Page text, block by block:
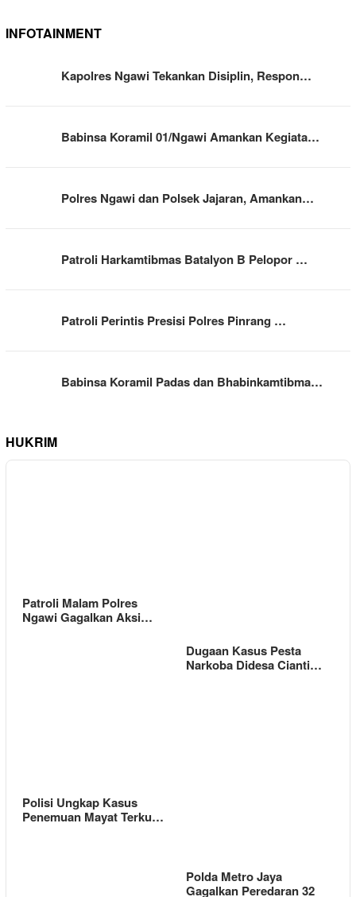
INFOTAINMENT
Kapolres Ngawi Tekankan Disiplin, Respon…
Babinsa Koramil 01/Ngawi Amankan Kegiata…
Polres Ngawi dan Polsek Jajaran, Amankan…
Patroli Harkamtibmas Batalyon B Pelopor …
Patroli Perintis Presisi Polres Pinrang …
Babinsa Koramil Padas dan Bhabinkamtibma…
HUKRIM
Patroli Malam Polres
Ngawi Gagalkan Aksi…
Dugaan Kasus Pesta
Narkoba Didesa Cianti…
Polisi Ungkap Kasus
Penemuan Mayat Terku…
Polda Metro Jaya
Gagalkan Peredaran 32